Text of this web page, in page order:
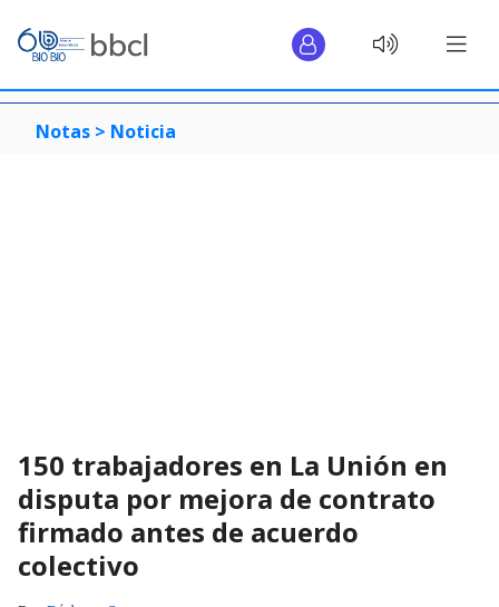
Notas > Noticia
150 trabajadores en La Unión en
disputa por mejora de contrato
firmado antes de acuerdo
colectivo